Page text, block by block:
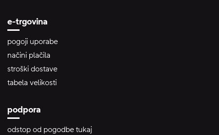
e-trgovina
pogoji uporabe
načini plačila
stroški dostave
tabela velikosti
podpora
odstop od pogodbe tukaj